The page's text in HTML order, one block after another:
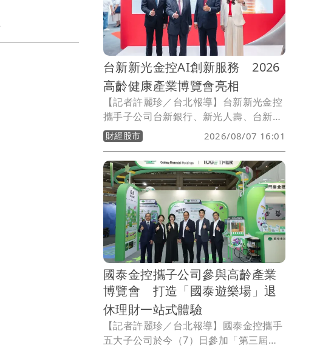
台新新光金控AI創新服務 2026
高齡健康產業博覽會亮相
【記者許麗珍／台北報導】台新新光金控
攜手子公司台新銀行、新光人壽、台新證
券今(8日)起至9日參與高齡健康博覽會，
以「聰明理財存健康，AI守護享樂活」為
核心精神，展示AI醫療預防、健康照護、
聰明理財和智能防詐等主題，透過專業工
具進行健康與經濟的雙軌佈局，打造全方
位金融與健康照護一站式高齡整合方案，
協助建構民眾高齡完美人生。
財經股市 2026/08/07 16:01
國泰金控攜子公司參與高齡產業
博覽會 打造「國泰遊樂場」退
休理財一站式體驗
【記者許麗珍／台北報導】國泰金控攜手
五大子公司於今（7）日參加「第三屆高